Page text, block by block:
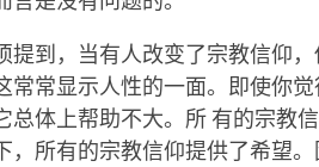
提到，当有人改变了宗教信仰
常常显示人性的一面。即使你
总体上帮助不大。所 有的宗教
，所有的宗教信仰提供了希望